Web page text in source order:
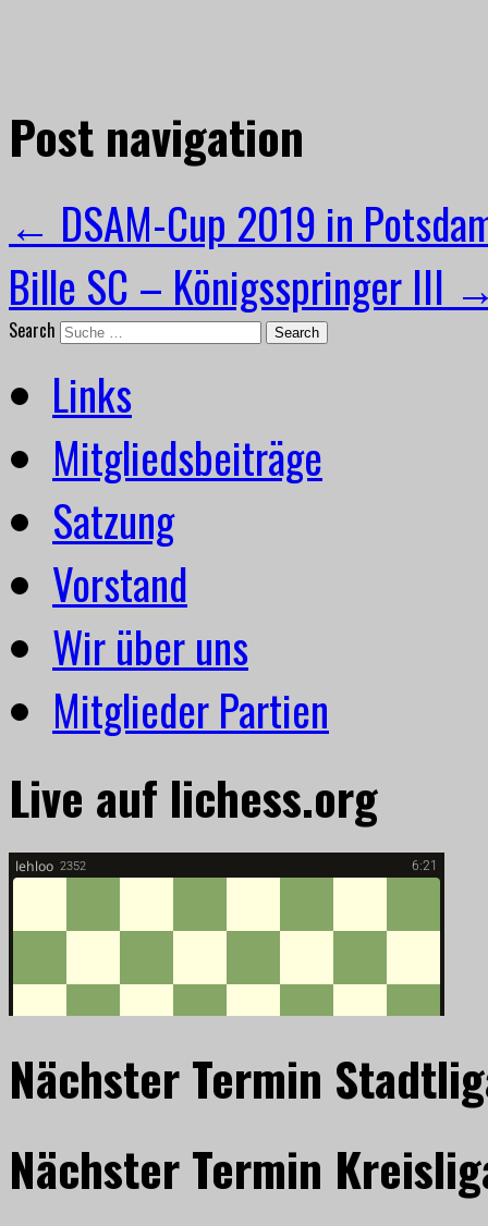
Post navigation
← DSAM-Cup 2019 in
Bille SC – Königsspringer III
Search
Links
Mitgliedsbeiträge
Satzung
Vorstand
Wir über uns
Mitglieder Partien
Live auf lichess.org
Nächster Termin
Nächster Termin